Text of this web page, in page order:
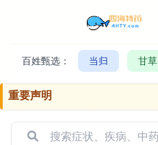
百姓甄选： 当归 甘草
重要声明